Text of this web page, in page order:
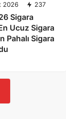
2026 237
Sigara
Ucuz Sigara
Pahalı Sigara